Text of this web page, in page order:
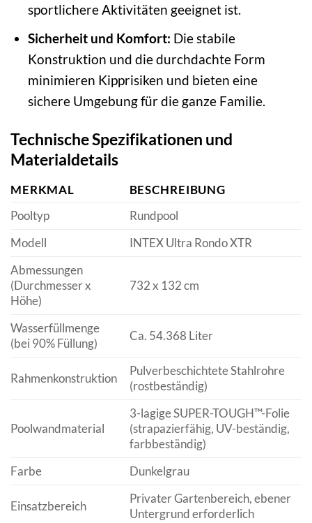
sportlichere Aktivitäten geeignet ist.
Sicherheit und Komfort: Die stabile
Konstruktion und die durchdachte Form
minimieren Kipprisiken und bieten eine
sichere Umgebung für die ganze Familie.
Technische Spezifikationen und
Materialdetails
MERKMAL
BESCHREIBUNG
Pooltyp
Rundpool
Modell
INTEX Ultra Rondo XTR
Abmessungen
(Durchmesser x
Höhe)
732 x 132 cm
Wasserfüllmenge
(bei 90% Füllung)
Ca. 54.368 Liter
Rahmenkonstruktion
Pulverbeschichtete Stahlrohre
(rostbeständig)
Poolwandmaterial
3-lagige SUPER-TOUGH™-Folie
(strapazierfähig, UV-beständig,
farbbeständig)
Farbe
Dunkelgrau
Einsatzbereich
Privater Gartenbereich, ebener
Untergrund erforderlich